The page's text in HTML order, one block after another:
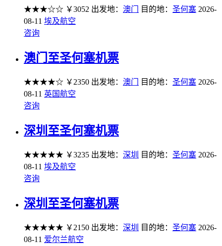
★★★☆☆ ￥3052 出发地： 澳门 目的地： 圣何塞 2026-
08-11 埃及航空
咨询
澳门至圣何塞机票
★★★★☆ ￥2350 出发地： 澳门 目的地： 圣何塞 2026-
08-11 英国航空
咨询
深圳至圣何塞机票
★★★★★ ￥3235 出发地： 深圳 目的地： 圣何塞 2026-
08-11 埃及航空
咨询
深圳至圣何塞机票
★★★★★ ￥2150 出发地： 深圳 目的地： 圣何塞 2026-
08-11 爱尔兰航空